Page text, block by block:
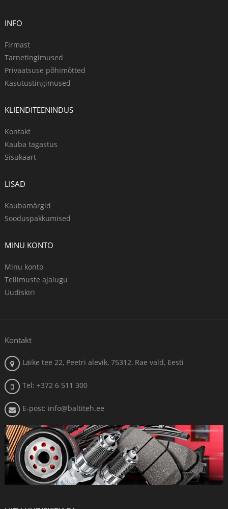
INFO
Firmast
Tarnetingimused
Privaatsuse põhimõtted
Kasutustingimused
KLIENDITEENINDUS
Kontakt
Kauba tagastus
Sisukaart
LISAD
Kaubamärgid
Sooduspakkumised
MINU KONTO
Minu konto
Tellimuste ajalugu
Uudiskiri
Kontakt
Läike tee 22, Peetri alevik, 75312, Rae vald, Eesti
Tel: +372 6 511 300
E-post: info@baltiteh.ee